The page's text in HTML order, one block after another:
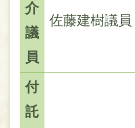
介
議
員
佐藤建樹議員
付
託